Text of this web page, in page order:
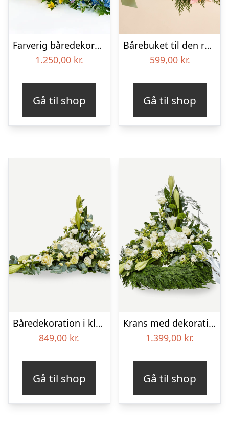
Farverig båredekoration i gul og blå – Blomster til begravelse
1.250,00 kr.
Gå til shop
Bårebuket til den rolige afsked med bånd
599,00 kr.
Gå til shop
Båredekoration i klassisk stil – creme
849,00 kr.
Gå til shop
Krans med dekoration i klassisk stil og bånd creme
1.399,00 kr.
Gå til shop